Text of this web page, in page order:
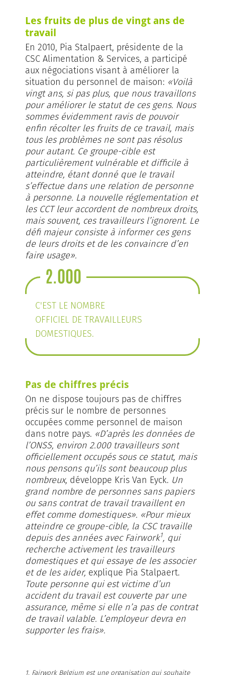
Les fruits de plus de vingt ans de
travail
En 2010, Pia Stalpaert, présidente de la
CSC Alimentation & Services, a participé
aux négociations visant à améliorer la
situation du personnel de maison: «Voilà
vingt ans, si pas plus, que nous travaillons
pour améliorer le statut de ces gens. Nous
sommes évidemment ravis de pouvoir
enfin récolter les fruits de ce travail, mais
tous les problèmes ne sont pas résolus
pour autant. Ce groupe-cible est
particulièrement vulnérable et difficile à
atteindre, étant donné que le travail
s’effectue dans une relation de personne
à personne. La nouvelle réglementation et
les CCT leur accordent de nombreux droits,
mais souvent, ces travailleurs l’ignorent. Le
défi majeur consiste à informer ces gens
de leurs droits et de les convaincre d’en
faire usage».
2.000
C'EST LE NOMBRE
OFFICIEL DE TRAVAILLEURS
DOMESTIQUES.
Pas de chiffres précis
On ne dispose toujours pas de chiffres
précis sur le nombre de personnes
occupées comme personnel de maison
dans notre pays. «D’après les données de
l’ONSS, environ 2.000 travailleurs sont
officiellement occupés sous ce statut, mais
nous pensons qu’ils sont beaucoup plus
nombreux, développe Kris Van Eyck. Un
grand nombre de personnes sans papiers
ou sans contrat de travail travaillent en
effet comme domestiques». «Pour mieux
atteindre ce groupe-cible, la CSC travaille
depuis des années avec Fairwork1, qui
recherche activement les travailleurs
domestiques et qui essaye de les associer
et de les aider, explique Pia Stalpaert.
Toute personne qui est victime d’un
accident du travail est couverte par une
assurance, même si elle n’a pas de contrat
de travail valable. L’employeur devra en
supporter les frais».
1. Fairwork Belgium est une organisation qui souhaite